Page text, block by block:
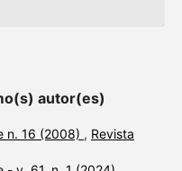
autor(es)
n. 16 (2008) , Revista